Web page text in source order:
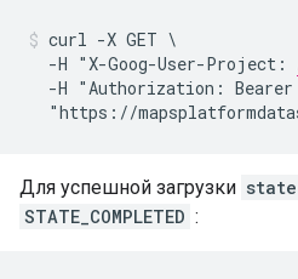
curl -X GET \
  -H "X-Goog-User-Project:
-H "Authorization:
"https://
Для успешной загрузки state
STATE_COMPLETED :